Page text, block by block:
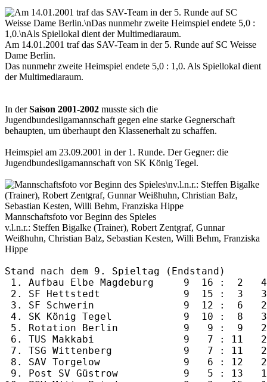
Am 14.01.2001 traf das SAV-Team in der 5. Runde auf SC Weisse
Dame Berlin.
Das nunmehr zweite Heimspiel endete 5,0 : 1,0. Als Spiellokal dient
der Multimediaraum.
In derSaison 2001-2002 musste sich die
Jugendbundesligamannschaft gegen eine starke Gegnerschaft
behaupten, um überhaupt den Klassenerhalt zu schaffen.
Heimspiel am 23.09.2001 in der 1. Runde. Der Gegner: die
Jugendbundesligamannschaft von SK König Tegel.
Mannschaftsfoto vor Beginn des Spieles
v.l.n.r.: Steffen Bigalke (Trainer), Robert Zentgraf, Gunnar
Weißhuhn, Christian Balz, Sebastian Kesten, Willi Behm, Franziska
Hippe
Stand nach dem 9. Spieltag (Endstand)
1. Aufbau Elbe Magdeburg     9  16 :  2
2. SF Hettstedt              9  15 :  3
3. SF Schwerin               9  12 :  6
4. SK König Tegel            9  10 :  8
5. Rotation Berlin           9   9 :  9
6. TUS Makkabi               9   7 : 11
7. TSG Wittenberg            9   7 : 11
8. SAV Torgelow              9   6 : 12
9. Post SV Güstrow           9   5 : 13